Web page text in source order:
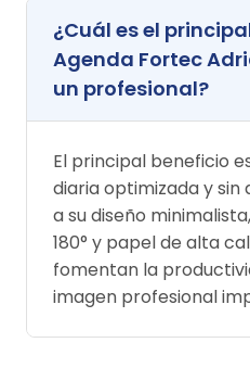
¿Cuál es el
Agenda Fortec
un profesional?
El principal beneficio
diaria optimizada y sin
a su diseño
180° y papel de alta
fomentan la
imagen profesional